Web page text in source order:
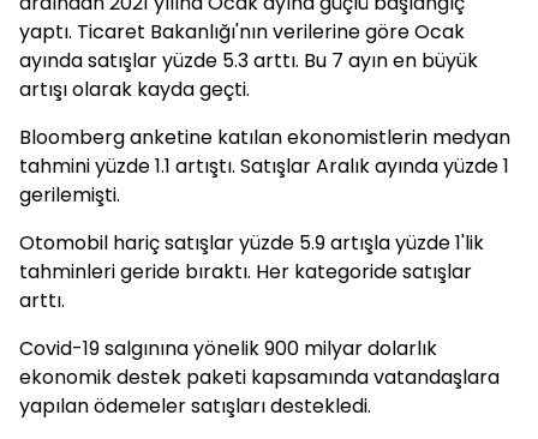
yaptı. Ticaret Bakanlığı'nın verilerine göre Ocak
ayında satışlar yüzde 5.3 arttı. Bu 7 ayın en büyük
artışı olarak kayda geçti.
Bloomberg anketine katılan ekonomistlerin medyan
tahmini yüzde 1.1 artıştı. Satışlar Aralık ayında yüzde 1
gerilemişti.
Otomobil hariç satışlar yüzde 5.9 artışla yüzde 1'lik
tahminleri geride bıraktı. Her kategoride satışlar
arttı.
Covid-19 salgınına yönelik 900 milyar dolarlık
ekonomik destek paketi kapsamında vatandaşlara
yapılan ödemeler satışları destekledi.